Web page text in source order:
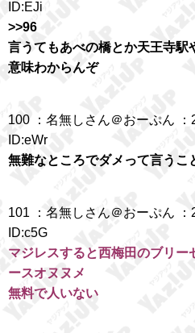
ID:EJi
>>96
言うてもあべの橋とか天王寺駅
意味わからんぞ
100 ：名無しさん＠おーぷん
ID:eWr
無難なところでダメって言うこ
101 ：名無しさん＠おーぷん
ID:c5G
マジレスすると西梅田のブリー
ースオヌヌメ
無料で人いない